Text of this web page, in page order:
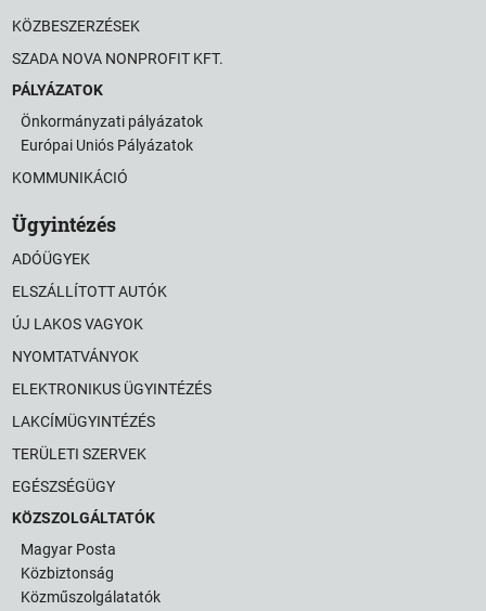
KÖZBESZERZÉSEK
SZADA NOVA NONPROFIT KFT.
PÁLYÁZATOK
Önkormányzati pályázatok
Európai Uniós Pályázatok
KOMMUNIKÁCIÓ
Ügyintézés
ADÓÜGYEK
ELSZÁLLÍTOTT AUTÓK
ÚJ LAKOS VAGYOK
NYOMTATVÁNYOK
ELEKTRONIKUS ÜGYINTÉZÉS
LAKCÍMÜGYINTÉZÉS
TERÜLETI SZERVEK
EGÉSZSÉGÜGY
KÖZSZOLGÁLTATÓK
Magyar Posta
Közbiztonság
Közműszolgálatatók